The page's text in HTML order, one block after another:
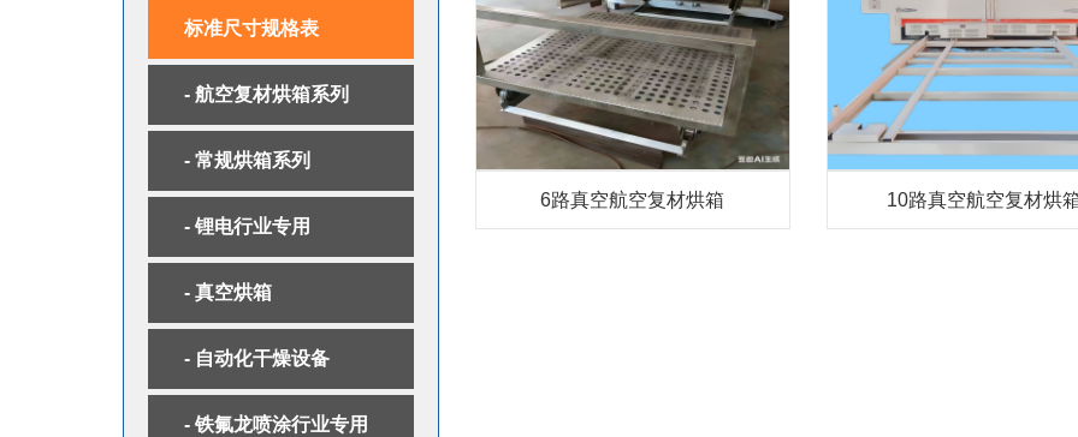
标准尺寸规格表
- 航空复材烘箱系列
- 常规烘箱系列
- 锂电行业专用
- 真空烘箱
- 自动化干燥设备
- 铁氟龙喷涂行业专用
6路真空航空复材烘箱 10路真空航空复材烘